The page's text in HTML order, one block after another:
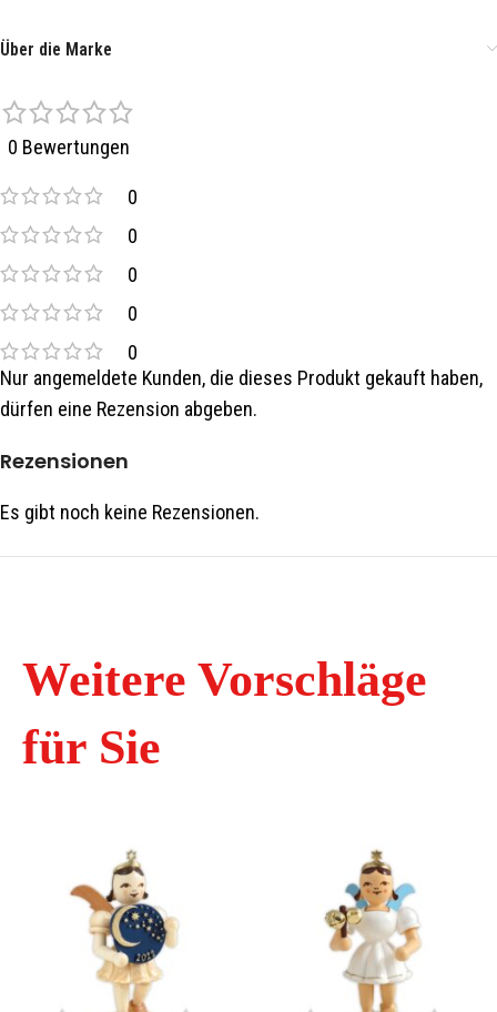
Über die Marke
0 Bewertungen
0
0
0
0
0
Rezensionen
Es gibt noch keine Rezensionen.
Nur angemeldete Kunden, die dieses Produkt gekauft haben,
dürfen eine Rezension abgeben.
Weitere Vorschläge
für Sie